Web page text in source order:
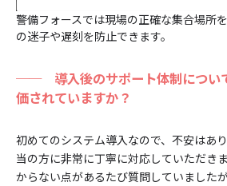
警備フォースでは現場の正確な集合場所
の迷子や遅刻を防止できます。
── 導入後のサポート体制につい
価されていますか？
初めてのシステム導入なので、不安はあ
当の方に非常に丁寧に対応していただき
からない点があるたび質問していましたが